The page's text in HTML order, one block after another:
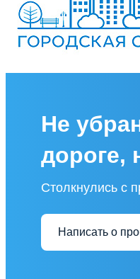
Не
дороге,
Столкнулись с
Написать о